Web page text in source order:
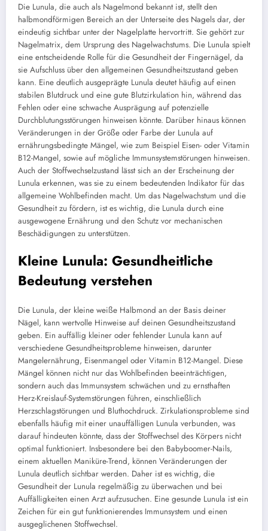
Die Lunula, die auch als Nagelmond bekannt ist, stellt den
halbmondförmigen Bereich an der Unterseite des Nagels dar, der
eindeutig sichtbar unter der Nagelplatte hervortritt. Sie gehört zur
Nagelmatrix, dem Ursprung des Nagelwachstums. Die Lunula spielt
eine entscheidende Rolle für die Gesundheit der Fingernägel, da
sie Aufschluss über den allgemeinen Gesundheitszustand geben
kann. Eine deutlich ausgeprägte Lunula deutet häufig auf einen
stabilen Blutdruck und eine gute Blutzirkulation hin, während das
Fehlen oder eine schwache Ausprägung auf potenzielle
Durchblutungsstörungen hinweisen könnte. Darüber hinaus können
Veränderungen in der Größe oder Farbe der Lunula auf
ernährungsbedingte Mängel, wie zum Beispiel Eisen- oder Vitamin
B12-Mangel, sowie auf mögliche Immunsystemstörungen hinweisen.
Auch der Stoffwechselzustand lässt sich an der Erscheinung der
Lunula erkennen, was sie zu einem bedeutenden Indikator für das
allgemeine Wohlbefinden macht. Um das Nagelwachstum und die
Gesundheit zu fördern, ist es wichtig, die Lunula durch eine
ausgewogene Ernährung und den Schutz vor mechanischen
Beschädigungen zu unterstützen.
Kleine Lunula: Gesundheitliche
Bedeutung verstehen
Die Lunula, der kleine weiße Halbmond an der Basis deiner
Nägel, kann wertvolle Hinweise auf deinen Gesundheitszustand
geben. Ein auffällig kleiner oder fehlender Lunula kann auf
verschiedene Gesundheitsprobleme hinweisen, darunter
Mangelernährung, Eisenmangel oder Vitamin B12-Mangel. Diese
Mängel können nicht nur das Wohlbefinden beeinträchtigen,
sondern auch das Immunsystem schwächen und zu ernsthaften
Herz-Kreislauf-Systemstörungen führen, einschließlich
Herzschlagstörungen und Bluthochdruck. Zirkulationsprobleme sind
ebenfalls häufig mit einer unauffälligen Lunula verbunden, was
darauf hindeuten könnte, dass der Stoffwechsel des Körpers nicht
optimal funktioniert. Insbesondere bei den Babyboomer-Nails,
einem aktuellen Maniküre-Trend, können Veränderungen der
Lunula deutlich sichtbar werden. Daher ist es wichtig, die
Gesundheit der Lunula regelmäßig zu überwachen und bei
Auffälligkeiten einen Arzt aufzusuchen. Eine gesunde Lunula ist ein
Zeichen für ein gut funktionierendes Immunsystem und einen
ausgeglichenen Stoffwechsel.